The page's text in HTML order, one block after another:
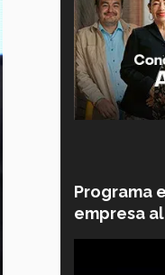
Programa
empresa